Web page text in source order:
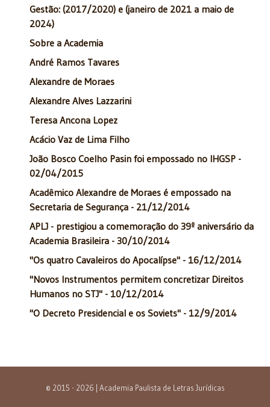
Gestão: (2017/2020) e (janeiro de 2021 a maio de
2024)
Sobre a Academia
André Ramos Tavares
Alexandre de Moraes
Alexandre Alves Lazzarini
Teresa Ancona Lopez
Acácio Vaz de Lima Filho
João Bosco Coelho Pasin foi empossado no IHGSP -
02/04/2015
Acadêmico Alexandre de Moraes é empossado na
Secretaria de Segurança - 21/12/2014
APLJ - prestigiou a comemoração do 39º aniversário da
Academia Brasileira - 30/10/2014
"Os quatro Cavaleiros do Apocalípse" - 16/12/2014
"Novos Instrumentos permitem concretizar Direitos
Humanos no STJ" - 10/12/2014
"O Decreto Presidencial e os Soviets" - 12/9/2014
© 2015 - 2026 | Academia Paulista de Letras Jurídicas